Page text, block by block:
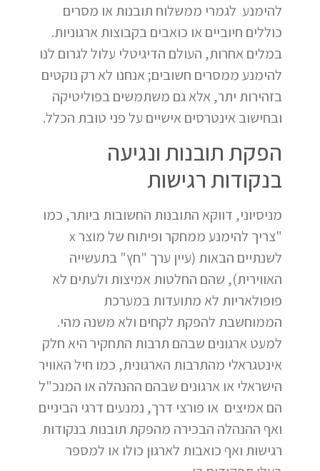
להימנע לגמרי ממשלוח תובנות או מסרים
כוללים חיוביים או כואבים בקבוצות ארגוניות.
במלים אחרות, העולם הדיגיטלי עלול לגרום לנו
להימנע ממסרים חשובים; אנחנו לא רק נוקטים
בזהירות יתר, אלא גם משתמשים בפוליטיקה
ובחישוב אינטרסים אישיים על פני טובת הכלל.
הפקת תובנות ונגיעה
בנקודות רגישות
מניסיוני, דווקא התובנות החשובות ביותר, כמו
"צריך להימנע ממחקר ופיתוח של מוצר x
לשנתיים הבאות (עיין ערך "חץ" בתעשייה
האווירית), שהם החלטות אמיצות ולעתים לא
פופולאריות לא מתועדות במערכת
הממוחשבת להפקת לקחים ולא משנה מהי.
למעט ארגונים שבהם תרבות התחקיר היא חלק
אינטגראלי מהתרבות הארגונית, כמו חיל האוויר
הישראלי או ארגונים שבהם ההנהלה או המנכ"ל
הם אמיצים או פורצי דרך, נמנעים דרגי הביניים
ואף ההנהלה הבכירה מהפקת תובנות בנקודות
רגישות ואף כואבות לארגון כולו או למספר